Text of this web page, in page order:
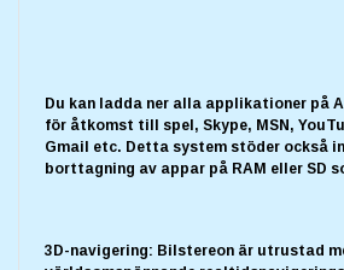
Du kan ladda ner alla applikationer på
för åtkomst till spel, Skype, MSN,
Gmail etc. Detta system stöder också
borttagning av appar på RAM eller SD
3D-navigering: Bilstereon är utrustad